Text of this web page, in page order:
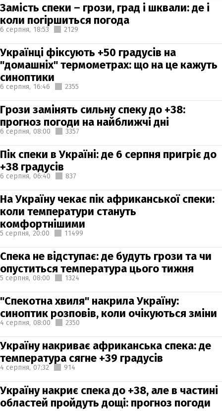
Замість спеки – грози, град і шквали: де і
коли погіршиться погода
6 серпня, 18:53 2129
Українці фіксують +50 градусів на
"домашніх" термометрах: що на це кажуть
синоптики
6 серпня, 16:46 2355
Грози замінять сильну спеку до +38:
прогноз погоди на найближчі дні
6 серпня, 08:00 3357
Пік спеки в Україні: де 6 серпня пригріє до
+38 градусів
6 серпня, 06:40 837
На Україну чекає пік африканської спеки:
коли температури стануть
комфортнішими
5 серпня, 20:00 11499
Спека не відступає: де будуть грози та чи
опуститься температура цього тижня
5 серпня, 08:00 1324
"Спекотна хвиля" накрила Україну:
синоптик розповів, коли очікуються зміни
4 серпня, 08:00 2350
Україну накриває африканська спека: де
температура сягне +39 градусів
4 серпня, 07:32 914
Україну накриє спека до +38, але в частині
областей пройдуть дощі: прогноз погоди